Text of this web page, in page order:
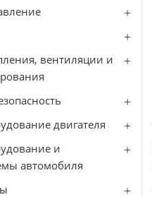
вентиляции и
двигателя
и
автомобиля